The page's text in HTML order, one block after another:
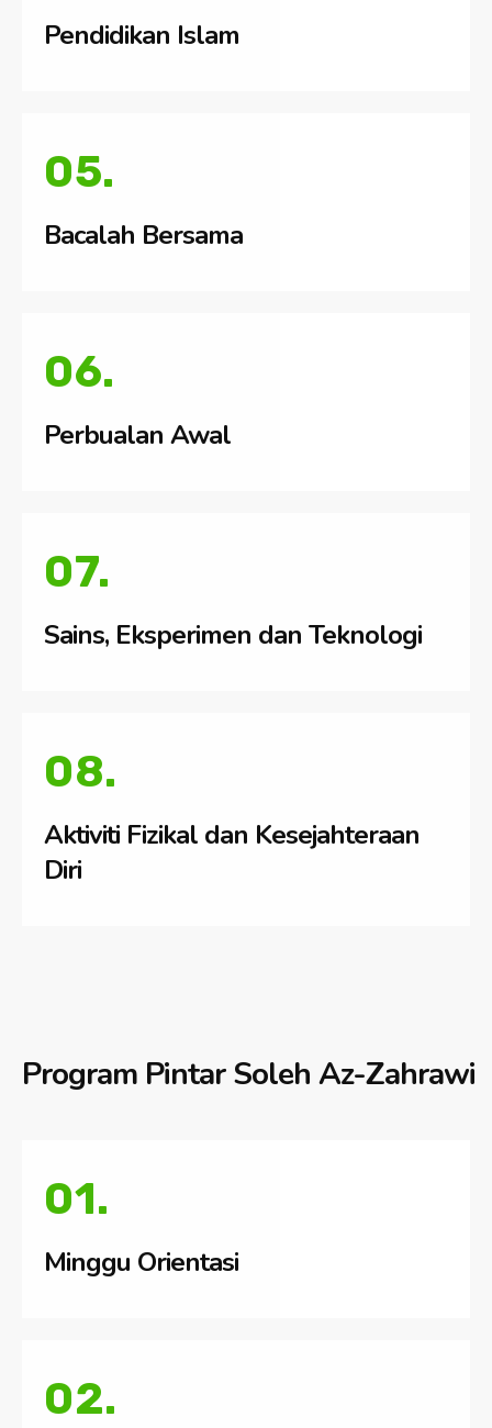
Pendidikan Islam
05.
Bacalah Bersama
06.
Perbualan Awal
07.
Sains, Eksperimen dan Teknologi
08.
Aktiviti Fizikal dan Kesejahteraan
Diri
Program Pintar Soleh Az-Zahrawi
01.
Minggu Orientasi
02.